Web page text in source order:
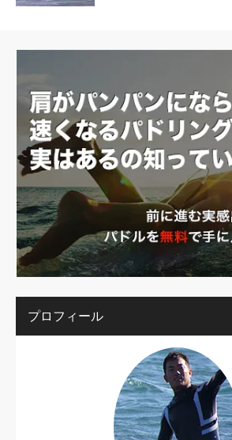
プロフィール